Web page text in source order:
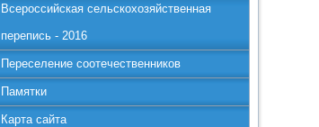
Всероссийская сельскохозяйственная
перепись - 2016
Переселение соотечественников
Памятки
Карта сайта